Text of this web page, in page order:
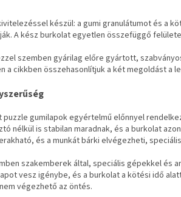
készül: a gumi granulátumot és a
A kész burkolat egyetlen összefüggő
szemben gyárilag előre gyártott,
a cikkben összehasonlítjuk a két megoldást a
gumilapok egyértelmű előnnyel
nélkül is stabilan maradnak, és a burkolat
és a munkát bárki elvégezheti,
szakemberek által, speciális gépekkel és
vesz igénybe, és a burkolat a kötési idő
végezhető az öntés.